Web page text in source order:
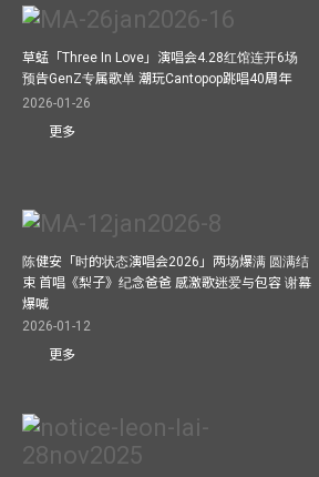
草蜢「Three In Love」演唱会4.28红馆连开6场
预告GenZ专属歌单 潮玩Cantopop跳唱40周年
2026-01-26
更多
陈健安「时的状态演唱会2026」两场爆满 圆满结
束 首唱《梨子》纪念爸爸 感激歌迷爱与包容 谢幕
爆喊
2026-01-12
更多